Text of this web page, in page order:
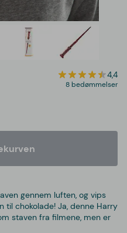
4,4
8 bedømmelser
gennem luften, og vips
til chokolade! Ja, denne Harry
staven fra filmene, men er